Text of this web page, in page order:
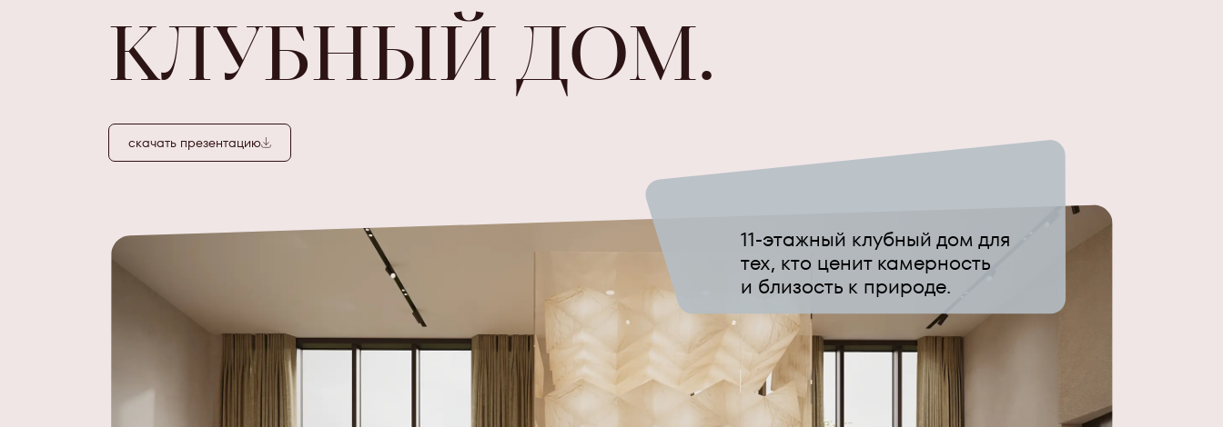
КЛУБНЫЙ ДОМ.
скачать презентацию
11-этажный клубный дом для
тех, кто ценит камерность
и близость к природе.